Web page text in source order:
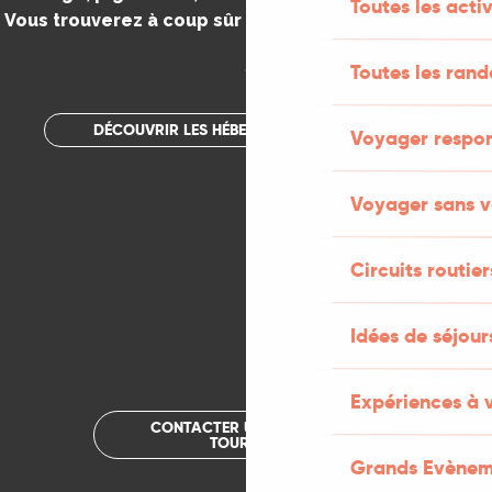
Toutes les
Toutes les
Voyager
Voyager sans
Circuits
Idées de
Expériences à
Grands
Vous trouverez à coup sûr votre bonheur dans le Lot.
.
DÉCOUVRIR LES HÉBERGEMENTS INSOLITES
CONTACTER UN OFFICE DE
TOURISME